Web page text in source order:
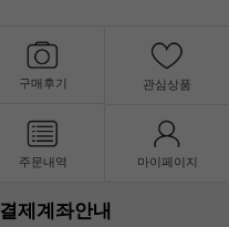
구매후기 관심상품
주문내역 마이페이지
결제계좌안내